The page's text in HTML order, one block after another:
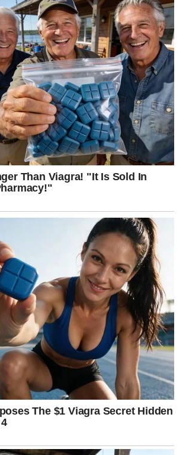
juri, ali kada radi – radi srcem. U
sledi:
finansijskog problema,
ili da mu se vrati nešto što mu
kroz porodicu, posao ili iznenadnu
kojoj se oseća stabilnije – i to mu vraća
za Raka:
što te je lomilo. Sada dolazi ono što te
JE DA SJAJI BEZ
sunce. Ali čak i sunce ponekad
sjaj. U poslednje vreme Lav je